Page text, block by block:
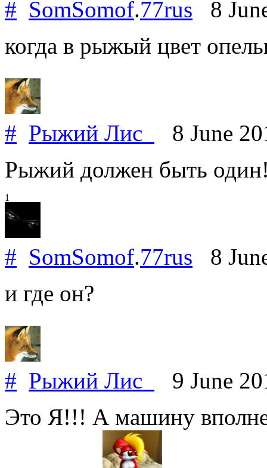
# SomSomof.77rus 8
когда в рыжый цвет
# Рыжий Лис_
8 June
Рыжий должен быть
1
# SomSomof.77rus 8
и где он?
# Рыжий Лис_
9 June
Это Я!!! А машину вполне